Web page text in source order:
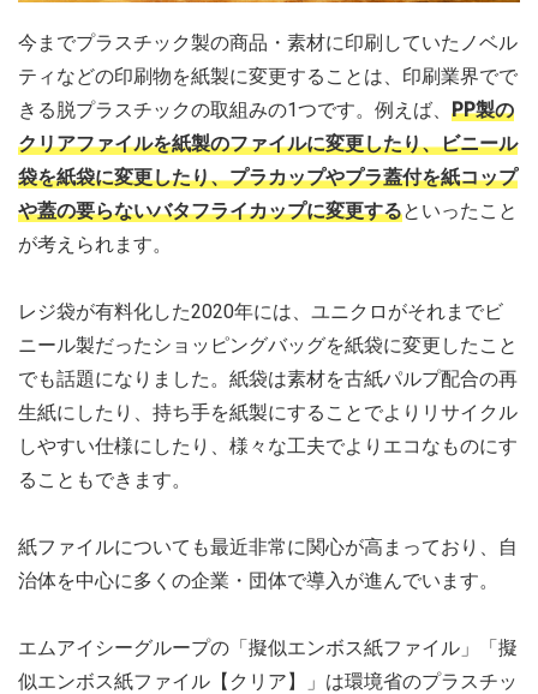
今までプラスチック製の商品・素材に印刷していたノベル
ティなどの印刷物を紙製に変更することは、印刷業界でで
きる脱プラスチックの取組みの1つです。例えば、 PP製の
クリアファイルを紙製のファイルに変更したり、ビニール
袋を紙袋に変更したり、プラカップやプラ蓋付を紙コップ
や蓋の要らないバタフライカップに変更するといったこと
が考えられます。
レジ袋が有料化した2020年には、ユニクロがそれまでビ
ニール製だったショッピングバッグを紙袋に変更したこと
でも話題になりました。紙袋は素材を古紙パルプ配合の再
生紙にしたり、持ち手を紙製にすることでよりリサイクル
しやすい仕様にしたり、様々な工夫でよりエコなものにす
ることもできます。
紙ファイルについても最近非常に関心が高まっており、自
治体を中心に多くの企業・団体で導入が進んでいます。
エムアイシーグループの「擬似エンボス紙ファイル」「擬
似エンボス紙ファイル【クリア】」は環境省のプラスチッ